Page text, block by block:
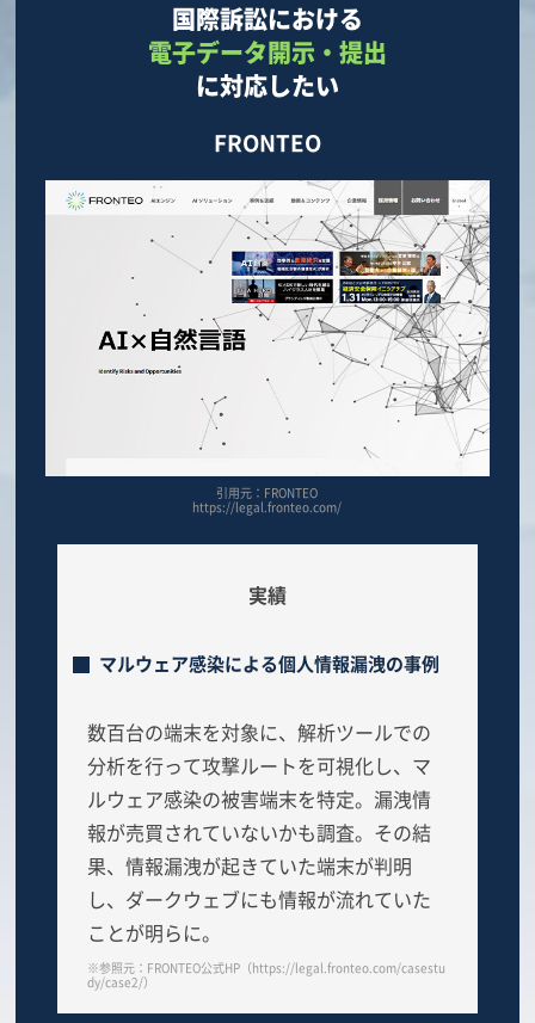
国際訴訟における
電子データ開示・提出
に対応したい
FRONTEO
引用元：FRONTEO
https://legal.fronteo.com/
実績
マルウェア感染による個人情報漏洩の事例
数百台の端末を対象に、解析ツールでの
分析を行って攻撃ルートを可視化し、マ
ルウェア感染の被害端末を特定。漏洩情
報が売買されていないかも調査。その結
果、情報漏洩が起きていた端末が判明
し、ダークウェブにも情報が流れていた
ことが明らに。
※参照元：FRONTEO公式HP（https://legal.fronteo.com/casestu
dy/case2/）